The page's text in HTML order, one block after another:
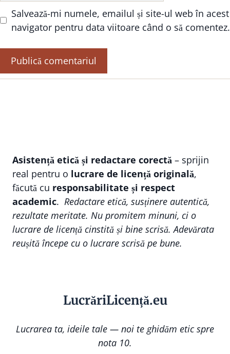
Salvează-mi numele, emailul și site-ul web în acest
navigator pentru data viitoare când o să comentez.
Asistență etică și redactare corectă – sprijin
real pentru o lucrare de licență originală,
făcută cu responsabilitate și respect
academic. Redactare etică, susținere autentică,
rezultate meritate. Nu promitem minuni, ci o
lucrare de licență cinstită și bine scrisă. Adevărata
reușită începe cu o lucrare scrisă pe bune.
LucrăriLicență.eu
Lucrarea ta, ideile tale — noi te ghidăm etic spre
nota 10.